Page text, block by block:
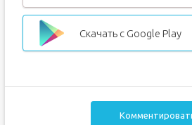
Скачать с Google Play